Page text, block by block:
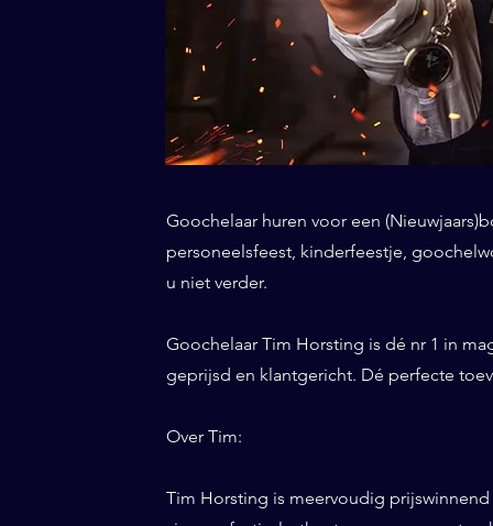
Goochelaar huren voor een
personeelsfeest, kinderfeestje,
u niet verder.
Goochelaar Tim Horsting is dé nr 1 in
geprijsd en klantgericht. Dé perfecte
Over Tim:
Tim Horsting is meervoudig